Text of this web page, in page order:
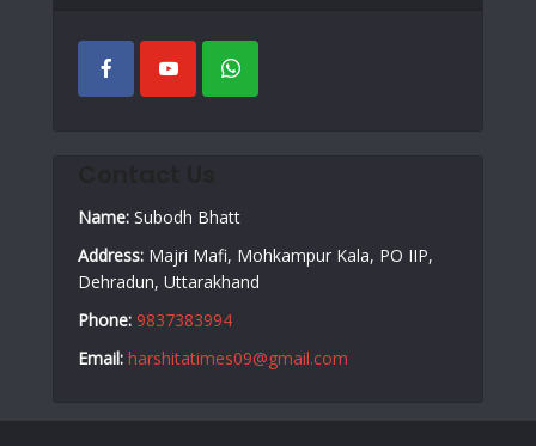
Name: Subodh Bhatt
Address: Majri Mafi, Mohkampur Kala, PO IIP,
Dehradun, Uttarakhand
Phone: 9837383994
Email: harshitatimes09@gmail.com